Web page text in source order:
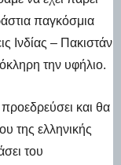
παγκόσμια
Ινδίας – Πακιστάν
την υφήλιο.
και θα
της ελληνικής
του